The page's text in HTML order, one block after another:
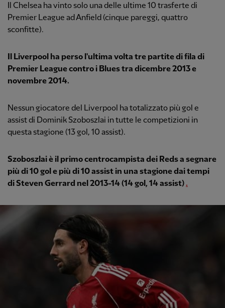
Il Chelsea ha vinto solo una delle ultime 10 trasferte di
Premier League ad Anfield (cinque pareggi, quattro
sconfitte).
Il Liverpool ha perso l'ultima volta tre partite di fila di
Premier League contro i Blues tra dicembre 2013 e
novembre 2014.
Nessun giocatore del Liverpool ha totalizzato più gol e
assist di Dominik Szoboszlai in tutte le competizioni in
questa stagione (13 gol, 10 assist).
Szoboszlai è il primo centrocampista dei Reds a segnare
più di 10 gol e più di 10 assist in una stagione dai tempi
di Steven Gerrard nel 2013-14 (14 gol, 14 assist).